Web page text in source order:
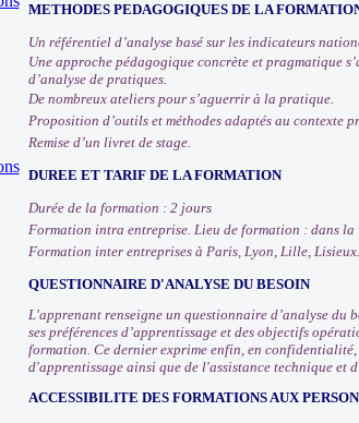
METHODES PEDAGOGIQUES DE LA
Un référentiel d’analyse basé sur les indicateurs
Une approche pédagogique concrète et pragmatique
d’analyse de pratiques.
De nombreux ateliers pour s’aguerrir à la pratique.
Proposition d’outils et méthodes adaptés au contexte
Remise d’un livret de stage.
DUREE ET TARIF DE LA FORMATION
Durée de la formation : 2 jours
Formation intra entreprise. Lieu de formation : dans la
Formation inter entreprises à Paris, Lyon, Lille,
QUESTIONNAIRE D'ANALYSE DU BESOIN
L'apprenant renseigne un questionnaire d’analyse du
ses préférences d’apprentissage et des objectifs
formation. Ce dernier exprime enfin, en confidentialité,
d'apprentissage ainsi que de l'assistance technique et
ACCESSIBILITE DES FORMATIONS AUX